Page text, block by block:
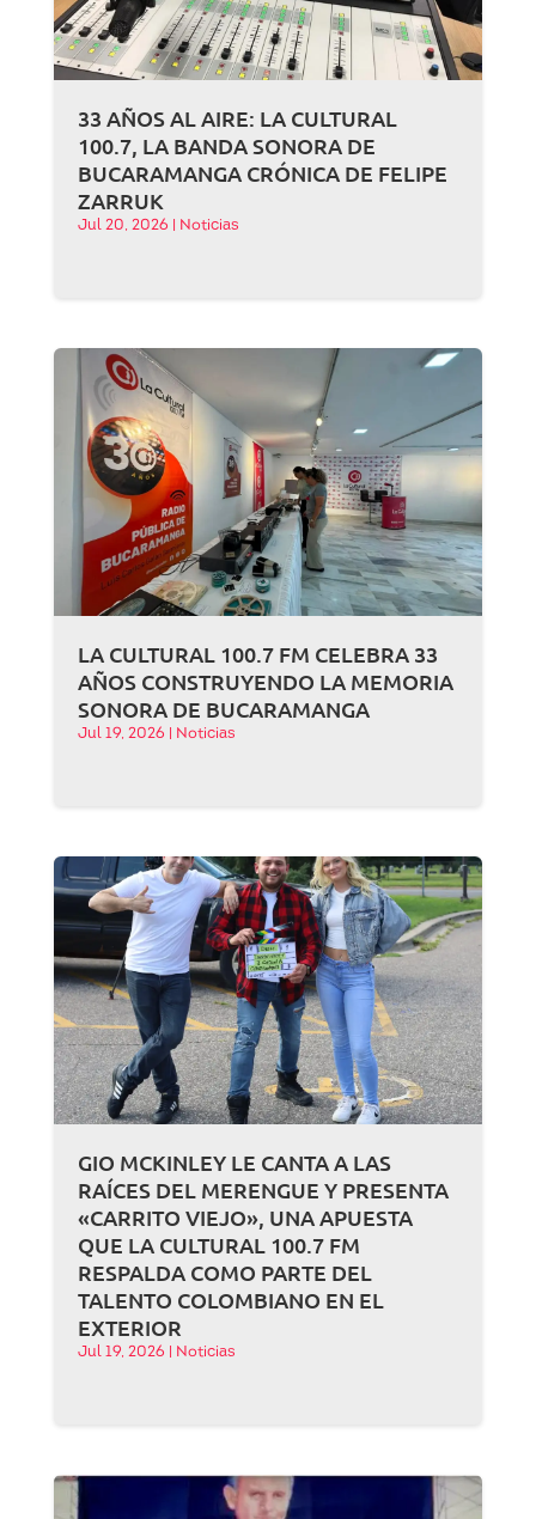
33 AÑOS AL AIRE: LA CULTURAL
100.7, LA BANDA SONORA DE
BUCARAMANGA CRÓNICA DE FELIPE
ZARRUK
Jul 20, 2026 Noticias
LA CULTURAL 100.7 FM CELEBRA 33
AÑOS CONSTRUYENDO LA MEMORIA
SONORA DE BUCARAMANGA
Jul 19, 2026 Noticias
GIO MCKINLEY LE CANTA A LAS
RAÍCES DEL MERENGUE Y PRESENTA
«CARRITO VIEJO», UNA APUESTA
QUE LA CULTURAL 100.7 FM
RESPALDA COMO PARTE DEL
TALENTO COLOMBIANO EN EL
EXTERIOR
Jul 19, 2026 Noticias